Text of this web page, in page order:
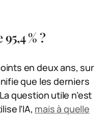
% ?
en deux ans, sur
que les derniers
question utile n’est
l’IA, mais à quelle